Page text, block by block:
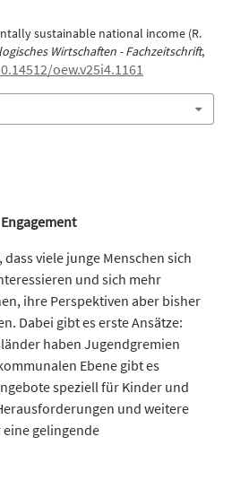
sustainable national income (R.
Wirtschaften - Fachzeitschrift,
oew.v25i4.1161
viele junge Menschen sich
und sich mehr
ihre Perspektiven aber bisher
Dabei gibt es erste Ansätze:
haben Jugendgremien
Ebene gibt es
speziell für Kinder und
und weitere
gelingende